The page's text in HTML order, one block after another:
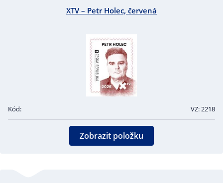
XTV – Petr Holec, červená
Kód: VZ: 2218
Zobrazit položku